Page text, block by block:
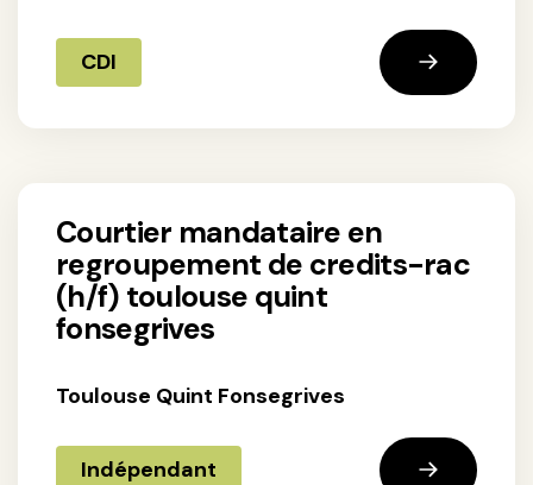
CDI
courtier mandataire en
regroupement de credits-rac
(h/f) toulouse quint
fonsegrives
Toulouse Quint Fonsegrives
Indépendant